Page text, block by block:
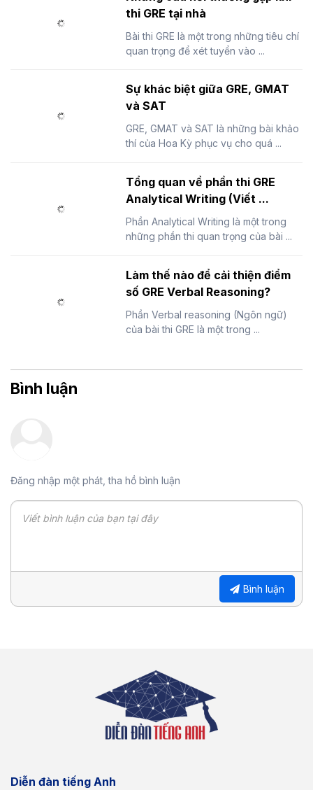
thi GRE tại nhà
Bài thi GRE là một trong những tiêu chí
quan trọng để xét tuyển vào ...
Sự khác biệt giữa GRE, GMAT
và SAT
GRE, GMAT và SAT là những bài khảo
thí của Hoa Kỳ phục vụ cho quá ...
Tổng quan về phần thi GRE
Analytical Writing (Viết ...
Phần Analytical Writing là một trong
những phần thi quan trọng của bài ...
Làm thế nào để cải thiện điểm
số GRE Verbal Reasoning?
Phần Verbal reasoning (Ngôn ngữ)
của bài thi GRE là một trong ...
Bình luận
Đăng nhập một phát, tha hồ bình luận
Bình luận
Diễn đàn tiếng Anh